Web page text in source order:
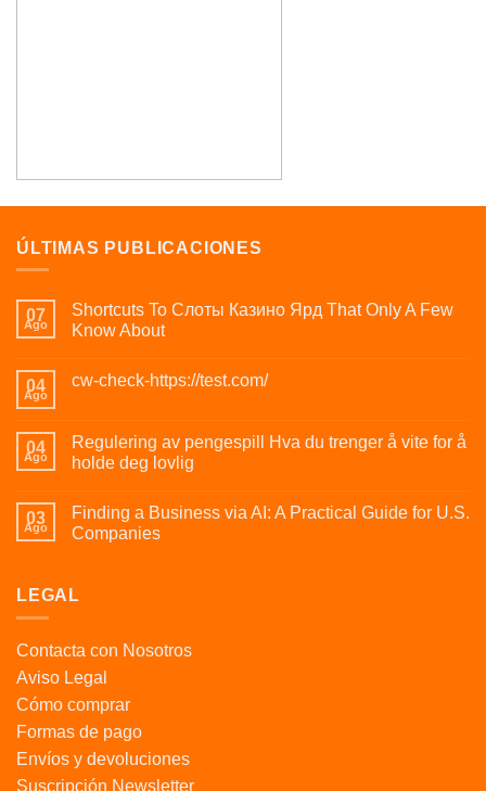
ÚLTIMAS PUBLICACIONES
07
Ago
Shortcuts To Слоты Казино Ярд That Only A Few
Know About
04
Ago
cw-check-https://test.com/
04
Ago
Regulering av pengespill Hva du trenger å vite for å
holde deg lovlig
03
Ago
Finding a Business via AI: A Practical Guide for U.S.
Companies
LEGAL
Contacta con Nosotros
Aviso Legal
Cómo comprar
Formas de pago
Envíos y devoluciones
Suscripción Newsletter